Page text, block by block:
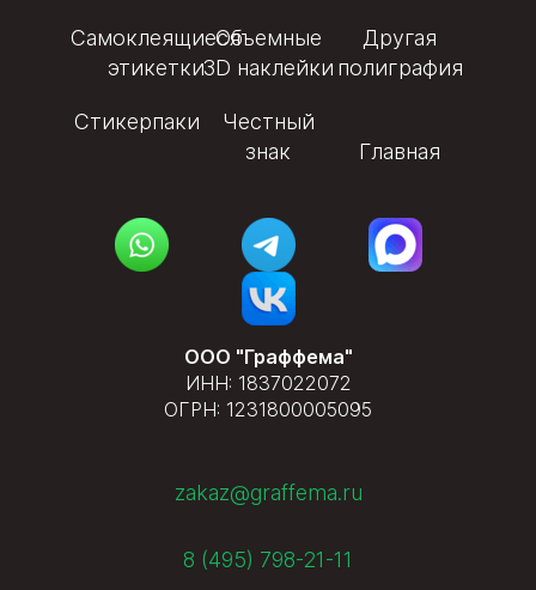
Самоклеящиеся
этикетки
Стикерпаки
Объемные
3D наклейки
Честный
знак
Другая
полиграфия
Главная
ООО "Граффема"
ИНН: 1837022072
ОГРН: 1231800005095
zakaz@graffema.ru
8 (495) 798-21-11